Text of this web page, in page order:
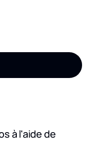
à l'aide de